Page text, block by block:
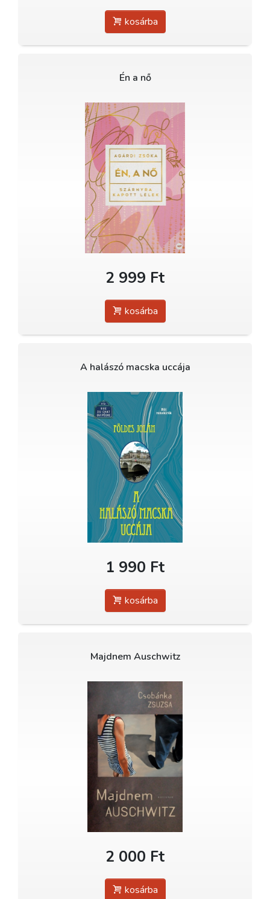
kosárba
Én a nő
2 999 Ft
kosárba
A halászó macska uccája
1 990 Ft
kosárba
Majdnem Auschwitz
2 000 Ft
kosárba